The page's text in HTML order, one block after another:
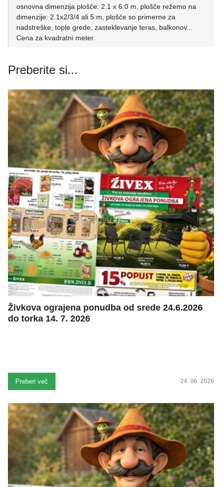
osnovna dimenzija plošče: 2.1 x 6.0 m, plošče režemo na
dimenzije: 2.1x2/3/4 ali 5 m, plošče so primerne za
nadstreške, tople grede, zasteklevanje teras, balkonov...
Cena za kvadratni meter.
Preberite si...
Živkova ograjena ponudba od srede 24.6.2026
do torka 14. 7. 2026
Preberi več 24. 06. 2026